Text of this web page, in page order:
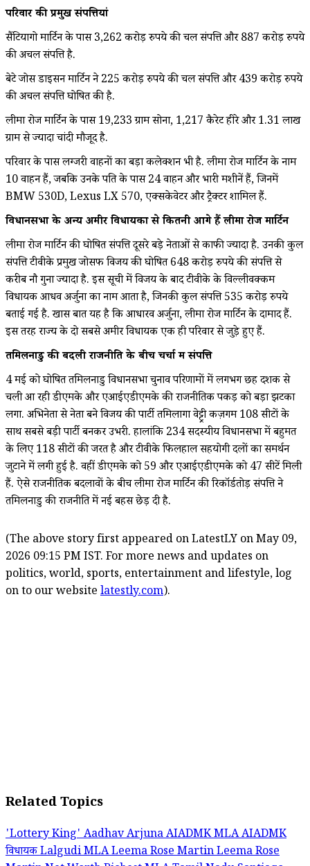
परिवार की प्रमुख संपत्तियां
सैंटियागो मार्टिन के पास 3,262 करोड़ रुपये की चल संपत्ति और 887 करोड़ रुपये
की अचल संपत्ति है.
बेटे जोस डाइसन मार्टिन ने 225 करोड़ रुपये की चल संपत्ति और 439 करोड़ रुपये
की अचल संपत्ति घोषित की है.
लीमा रोज मार्टिन के पास 19,233 ग्राम सोना, 1,217 कैरेट हीरे और 1.31 लाख
ग्राम से ज्यादा चांदी मौजूद है.
परिवार के पास लग्जरी वाहनों का बड़ा कलेक्शन भी है. लीमा रोज मार्टिन के नाम
10 वाहन हैं, जबकि उनके पति के पास 24 वाहन और भारी मशीनें हैं, जिनमें
BMW 530D, Lexus LX 570, एक्सकेवेटर और ट्रैक्टर शामिल हैं.
विधानसभा के अन्य अमीर विधायकों से कितनी आगे हैं लीमा रोज मार्टिन
लीमा रोज मार्टिन की घोषित संपत्ति दूसरे बड़े नेताओं से काफी ज्यादा है. उनकी कुल
संपत्ति टीवीके प्रमुख जोसफ विजय की घोषित 648 करोड़ रुपये की संपत्ति से
करीब नौ गुना ज्यादा है. इस सूची में विजय के बाद टीवीके के विल्लीवक्कम
विधायक आधव अर्जुना का नाम आता है, जिनकी कुल संपत्ति 535 करोड़ रुपये
बताई गई है. खास बात यह है कि आधारव अर्जुना, लीमा रोज मार्टिन के दामाद हैं.
इस तरह राज्य के दो सबसे अमीर विधायक एक ही परिवार से जुड़े हुए हैं.
तमिलनाडु की बदली राजनीति के बीच चर्चा में संपत्ति
4 मई को घोषित तमिलनाडु विधानसभा चुनाव परिणामों में लगभग छह दशक से
चली आ रही डीएमके और एआईएडीएमके की राजनीतिक पकड़ को बड़ा झटका
लगा. अभिनेता से नेता बने विजय की पार्टी तमिलागा वेट्ट्री कज़गम 108 सीटों के
साथ सबसे बड़ी पार्टी बनकर उभरी. हालांकि 234 सदस्यीय विधानसभा में बहुमत
के लिए 118 सीटों की जरूरत है और टीवीके फिलहाल सहयोगी दलों का समर्थन
जुटाने में लगी हुई है. वहीं डीएमके को 59 और एआईएडीएमके को 47 सीटें मिली
हैं. ऐसे राजनीतिक बदलावों के बीच लीमा रोज मार्टिन की रिकॉर्डतोड़ संपत्ति ने
तमिलनाडु की राजनीति में नई बहस छेड़ दी है.
(The above story first appeared on LatestLY on May 09,
2026 09:15 PM IST. For more news and updates on
politics, world, sports, entertainment and lifestyle, log
on to our website latestly.com).
Related Topics
'Lottery King'Aadhav ArjunaAIADMK MLAAIADMK
विधायकLalgudi MLALeema Rose MartinLeema Rose